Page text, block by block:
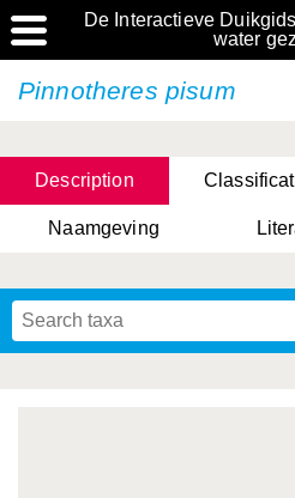
De Interactieve
water
Pinnotheres pisum
Description
Naamgeving